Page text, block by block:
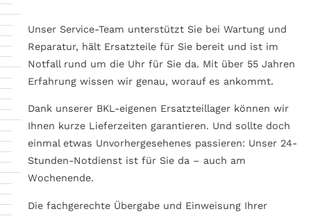
Unser Service-Team unterstützt Sie bei Wartung und
Reparatur, hält Ersatzteile für Sie bereit und ist im
Notfall rund um die Uhr für Sie da. Mit über 55 Jahren
Erfahrung wissen wir genau, worauf es ankommt.
Dank unserer BKL-eigenen Ersatzteillager können wir
Ihnen kurze Lieferzeiten garantieren. Und sollte doch
einmal etwas Unvorhergesehenes passieren: Unser 24-
Stunden-Notdienst ist für Sie da – auch am
Wochenende.
Die fachgerechte Übergabe und Einweisung Ihrer